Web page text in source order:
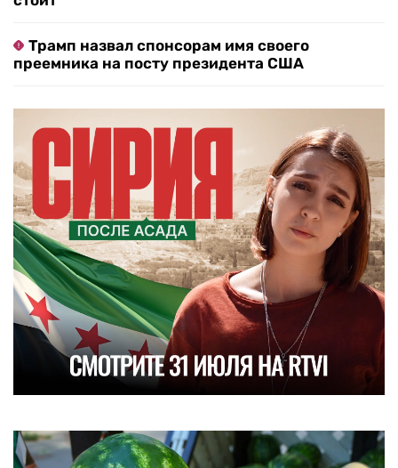
Трамп назвал спонсорам имя своего
преемника на посту президента США